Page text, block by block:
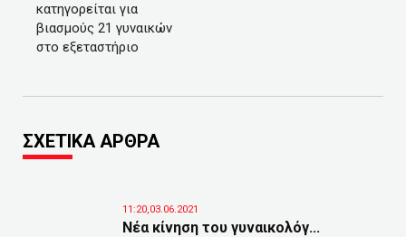
κατηγορείται για
βιασμούς 21 γυναικών
στο εξεταστήριο
ΣΧΕΤΙΚΑ ΑΡΘΡΑ
11:20,03.06.2021
Νέα κίνηση του γυναικολόγ...